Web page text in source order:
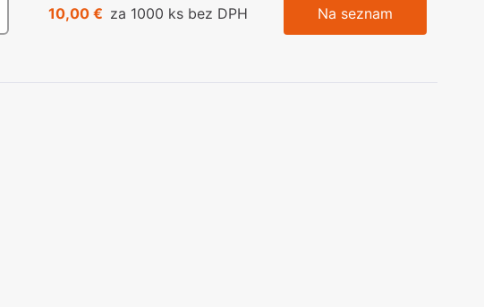
10,00 € za 1000 ks bez DPH Na seznam